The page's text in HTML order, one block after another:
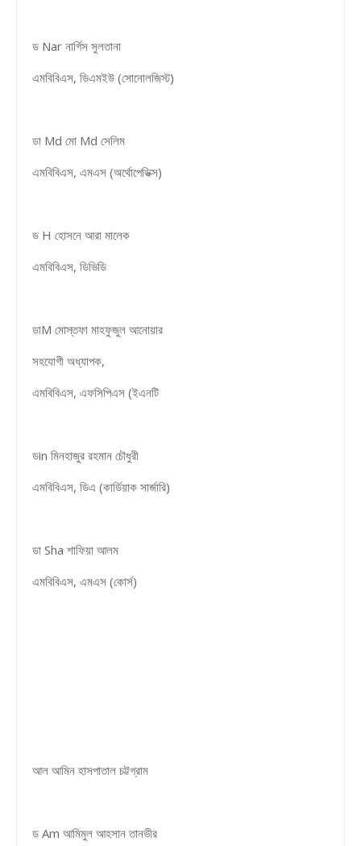
ড Nar নার্গিস সুলতানা
এমবিবিএস, ডিএমইউ (সোনোলজিস্ট)
ডা Md মো Md সেলিম
এমবিবিএস, এমএস (অর্থোপেডিক্স)
ড H হোসনে আরা মালেক
এমবিবিএস, ডিভিডি
ডাM মোস্তফা মাহফুজুল আনোয়ার
সহযোগী অধ্যাপক,
এমবিবিএস, এফসিপিএস (ইএনটি
ডin মিনহাজুর রহমান চৌধুরী
এমবিবিএস, ডিএ (কার্ডিয়াক সার্জারি)
ডা Sha শাফিয়া আলম
এমবিবিএস, এমএস (কোর্স)
আল আমিন হাসপাতাল চট্টগ্রাম
ড Am আমিমুল আহসান তানভীর